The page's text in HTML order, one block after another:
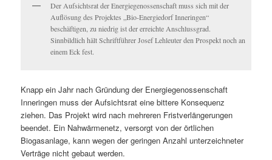
Der Aufsichtsrat der Energiegenossenschaft muss sich mit der
Auflösung des Projektes „Bio-Energiedorf Inneringen“
beschäftigen, zu niedrig ist der erreichte Anschlussgrad.
Sinnbildlich hält Schriftführer Josef Lehleuter den Prospekt noch an
einem Eck fest.
Knapp ein Jahr nach Gründung der Energiegenossenschaft
Inneringen muss der Aufsichtsrat eine bittere Konsequenz
ziehen. Das Projekt wird nach mehreren Fristverlängerungen
beendet. Ein Nahwärmenetz, versorgt von der örtlichen
Biogasanlage, kann wegen der geringen Anzahl unterzeichneter
Verträge nicht gebaut werden.